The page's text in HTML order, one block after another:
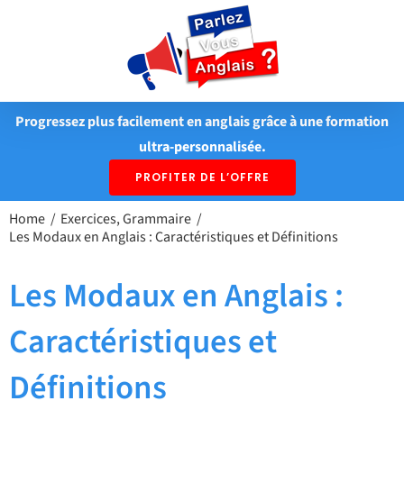
Progressez plus facilement en anglais grâce à une formation
ultra-personnalisée.
PROFITER DE L’OFFRE
Home Exercices Grammaire
Les Modaux en Anglais : Caractéristiques et Définitions
Les Modaux en Anglais :
Caractéristiques et
Définitions